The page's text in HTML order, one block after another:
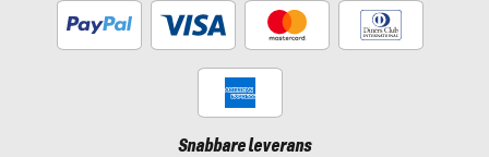
Snabbare leverans